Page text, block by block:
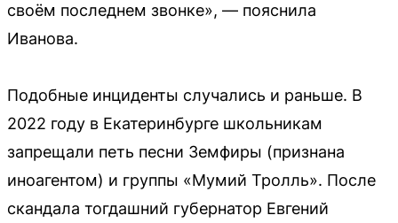
своём последнем звонке», — пояснила
Иванова.
Подобные инциденты случались и раньше. В
2022 году в Екатеринбурге школьникам
запрещали петь песни Земфиры (признана
иноагентом) и группы «Мумий Тролль». После
скандала тогдашний губернатор Евгений